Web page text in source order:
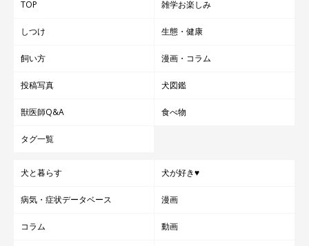
TOP 雑学お楽しみ
しつけ 生態・健康
飼い方 漫画・コラム
投稿写真 犬図鑑
獣医師Q&A 食べ物
タグ一覧
犬と暮らす 犬が好き♥
病気・症状データベース 漫画
コラム 動画